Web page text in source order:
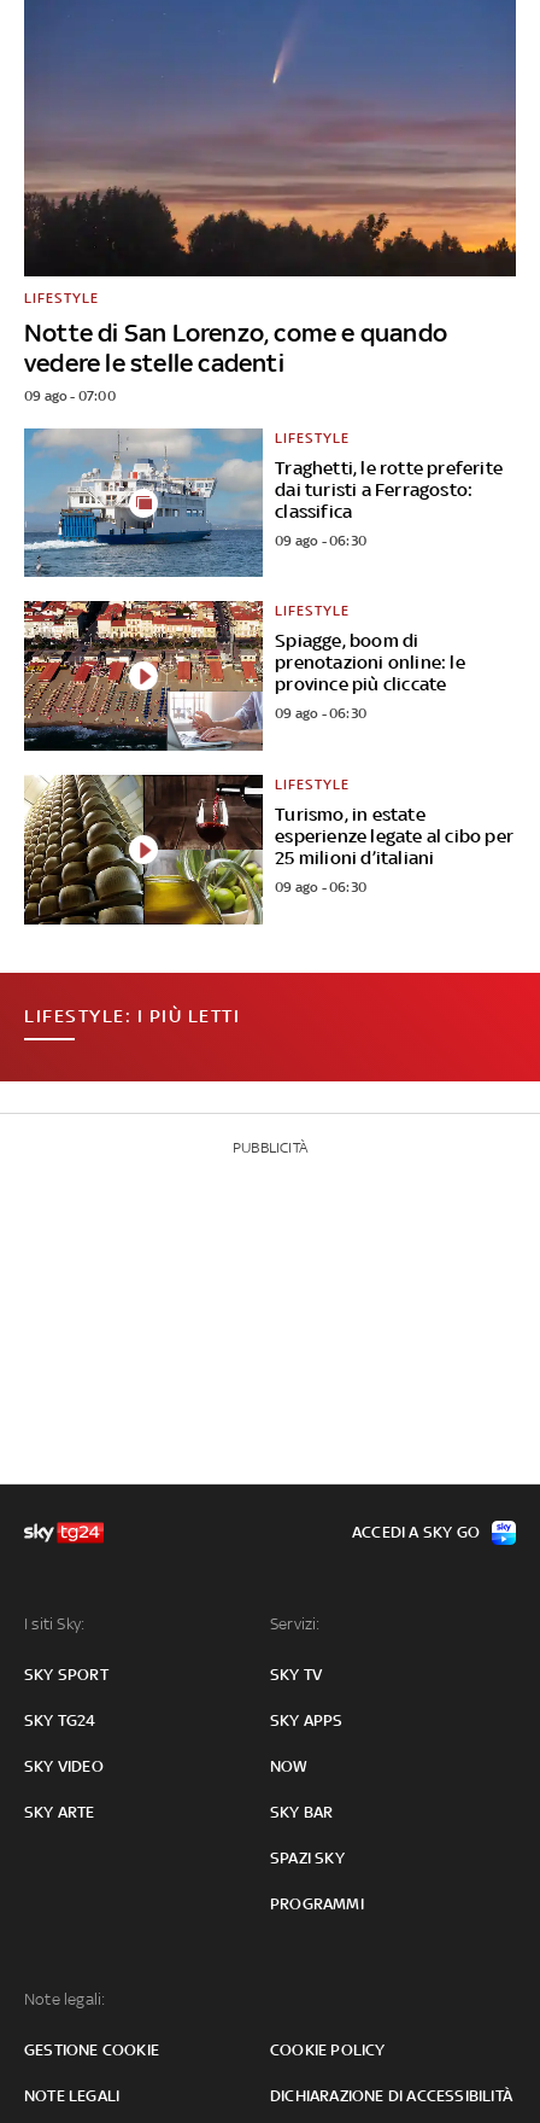
Notte di San Lorenzo, come e quando
vedere le stelle cadenti
LIFESTYLE
09 ago - 07:00
Traghetti, le rotte preferite
dai turisti a Ferragosto:
classifica
LIFESTYLE
09 ago - 06:30
Spiagge, boom di
prenotazioni online: le
province più cliccate
LIFESTYLE
09 ago - 06:30
Turismo, in estate
esperienze legate al cibo per
25 milioni d’italiani
LIFESTYLE
09 ago - 06:30
LIFESTYLE: I PIÙ LETTI
PUBBLICITÀ
I siti Sky:
SKY SPORT
SKY TG24
SKY VIDEO
SKY ARTE
Servizi:
SKY TV
SKY APPS
NOW
SKY BAR
SPAZI SKY
PROGRAMMI
Note legali:
GESTIONE COOKIE COOKIE POLICY
NOTE LEGALI DICHIARAZIONE DI ACCESSIBILITÀ
ACCEDI A SKY GO